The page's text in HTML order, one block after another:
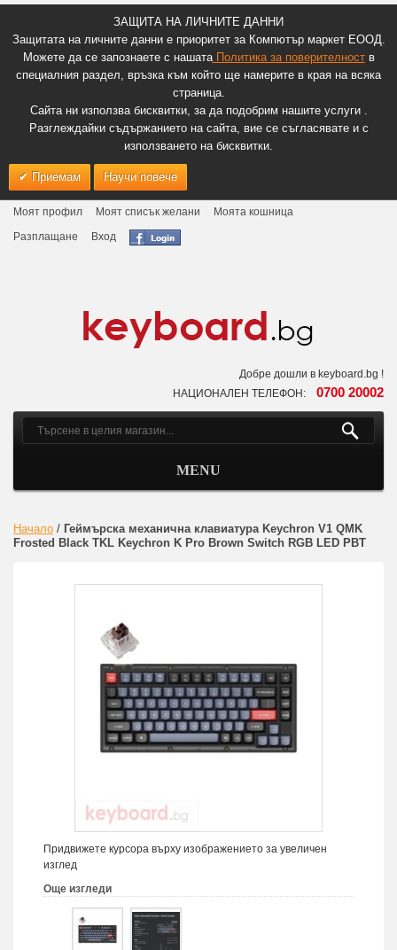
ЗАЩИТА НА ЛИЧНИТЕ ДАННИ
Защитата на личните данни е приоритет за Компютър маркет ЕООД.
Можете да се запознаете с нашатаПолитика за поверителноств
специалния раздел, връзка към който ще намерите в края на всяка
страница.
Сайта ни използва бисквитки, за да подобрим нашите услуги .
Разглеждайки съдържанието на сайта, вие се съгласявате и с
използването на бисквитки.
Приемам Научи повече
Моят профил Моят списък желани
Моята кошница
Разплащане
Вход
Добре дошли в keyboard.bg !
НАЦИОНАЛЕН ТЕЛЕФОН: 0700 20002
MENU
Начало / Геймърска механична клавиатура Keychron V1 QMK
Frosted Black TKL Keychron K Pro Brown Switch RGB LED PBT
Придвижете курсора върху изображението за увеличен
изглед
Още изгледи